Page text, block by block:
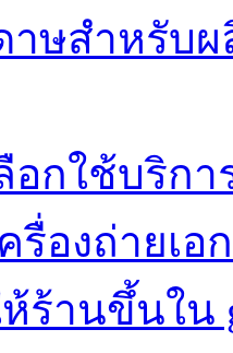
าษสำหรับ
อกใช้บริกา
รื่องถ่ายเ
ห้ร้านขึ้นใน